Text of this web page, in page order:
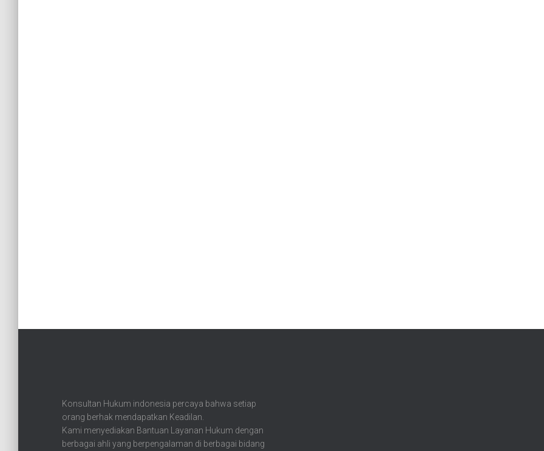
Konsultan Hukum indonesia percaya bahwa setiap
orang berhak mendapatkan Keadilan.
Kami menyediakan Bantuan Layanan Hukum dengan
berbagai ahli yang berpengalaman di berbagai bidang